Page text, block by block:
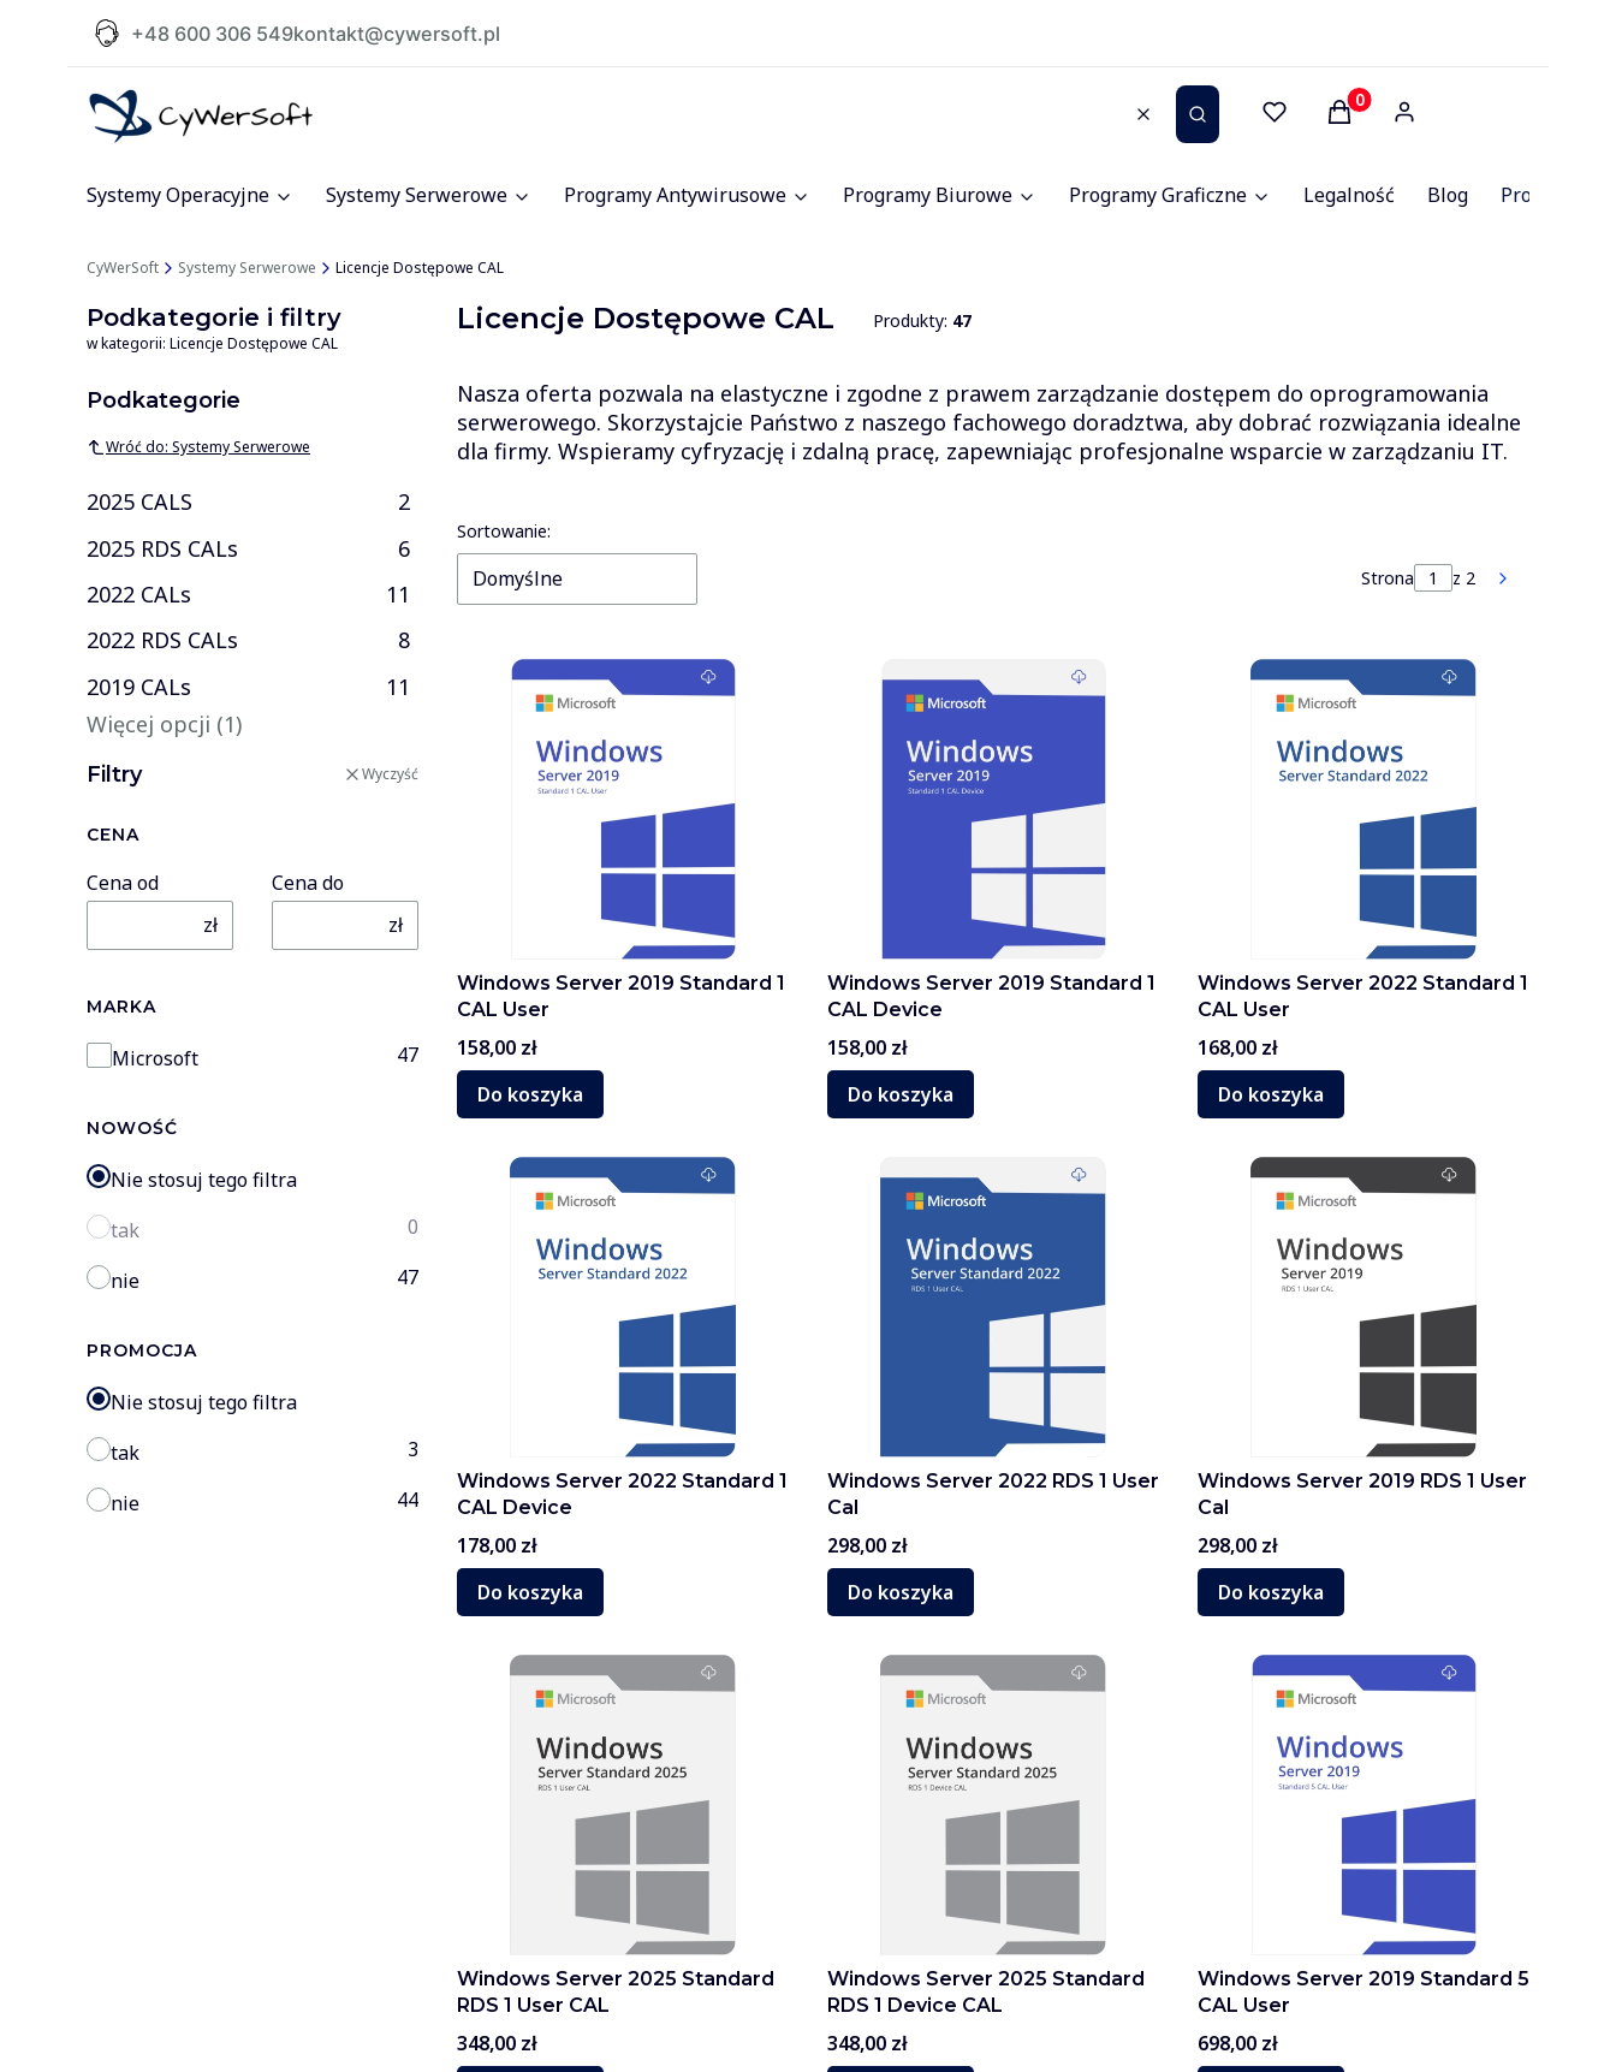
+48 600 306 549kontakt@cywersoft.pl
WyczyśćSzukaj Produkty w koszyku: 0.
Systemy Operacyjne Systemy Serwerowe Programy Antywirusowe Programy Biurowe Programy Graficzne Legalność Blog Promocje
CyWerSoft Systemy Serwerowe Licencje Dostępowe CAL
Podkategorie i filtry
w kategorii: Licencje Dostępowe CAL
Podkategorie
Wróć do: Systemy Serwerowe
2025 CALS
2
2025 RDS CALs
6
2022 CALs
11
2022 RDS CALs
8
2019 CALs
11
Więcej opcji (1)
Filtry Wyczyść
CENA
Cena od
zł
Cena do
zł
MARKA
Marka
Microsoft 47
NOWOŚĆ
Nie stosuj tego filtra
tak
0
nie 47
PROMOCJA
Nie stosuj tego filtra
tak
3
nie 44
Licencje Dostępowe CAL Produkty: 47
Nasza oferta pozwala na elastyczne i zgodne z prawem zarządzanie dostępem do oprogramowania
serwerowego. Skorzystajcie Państwo z naszego fachowego doradztwa, aby dobrać rozwiązania idealne
dla firmy. Wspieramy cyfryzację i zdalną pracę, zapewniając profesjonalne wsparcie w zarządzaniu IT.
Lista produktów
Sortowanie:
Domyślne Strona z 2 Następne
Windows Server 2019 Standard 1
CAL User
Cena
158,00 zł
Do koszyka
Windows Server 2019 Standard 1
CAL Device
Cena
158,00 zł
Do koszyka
Windows Server 2022 Standard 1
CAL User
Cena
168,00 zł
Do koszyka
Windows Server 2022 Standard 1
CAL Device
Cena
178,00 zł
Do koszyka
Windows Server 2022 RDS 1 User
Cal
Cena
298,00 zł
Do koszyka
Windows Server 2019 RDS 1 User
Cal
Cena
298,00 zł
Do koszyka
Windows Server 2025 Standard
RDS 1 User CAL
Cena
348,00 zł
Windows Server 2025 Standard
RDS 1 Device CAL
Cena
348,00 zł
Windows Server 2019 Standard 5
CAL User
Cena
698,00 zł